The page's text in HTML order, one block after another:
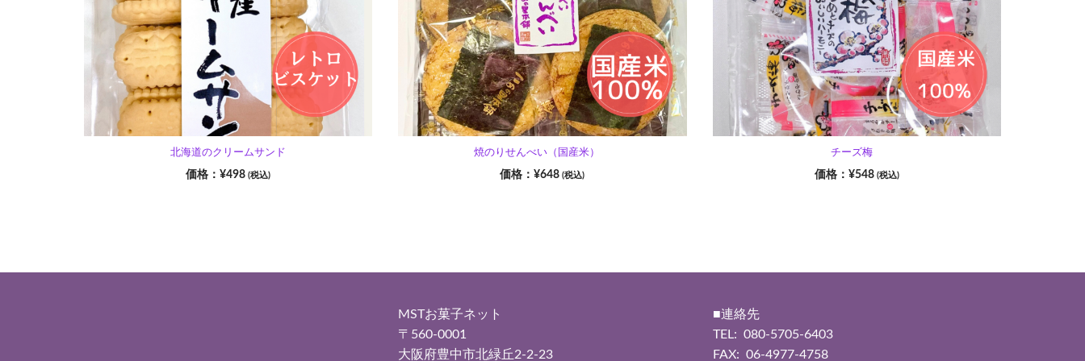
北海道のクリームサンド
¥498 (税込)
焼のりせんべい（国産米）
¥648 (税込)
チーズ梅
¥548 (税込)
MSTお菓子ネット
〒560-0001
大阪府豊中市北緑丘2-2-23
■連絡先
TEL: 080-5705-6403
FAX: 06-4977-4758